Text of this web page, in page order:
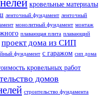
кровельные материалы
ленточный фундамент ленточный
монолитный фундамент монтаж
плавающая плита плавающий
проект дома из СИП
фундамент с гаражом сип дома
кровельных работ
домов
строительство фундамента